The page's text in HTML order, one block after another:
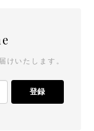
けいたします。
登録